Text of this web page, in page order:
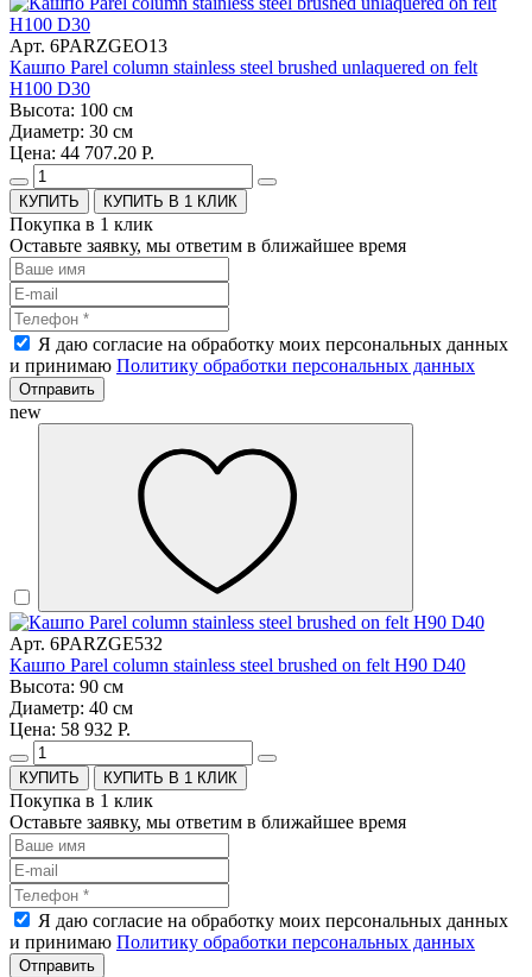
Арт. 6PARZGEO13
Кашпо Parel column stainless steel brushed unlaquered on felt
H100 D30
Высота: 100 см
Диаметр: 30 см
Цена: 44 707.20 Р.
КУПИТЬ В 1 КЛИК
Покупка в 1 клик
Оставьте заявку, мы ответим в ближайшее время
Я даю согласие на обработку моих персональных данных
и принимаю Политику обработки персональных данных
Отправить
new
Арт. 6PARZGE532
Кашпо Parel column stainless steel brushed on felt H90 D40
Высота: 90 см
Диаметр: 40 см
Цена: 58 932 Р.
КУПИТЬ В 1 КЛИК
Покупка в 1 клик
Оставьте заявку, мы ответим в ближайшее время
Я даю согласие на обработку моих персональных данных
и принимаю Политику обработки персональных данных
Отправить